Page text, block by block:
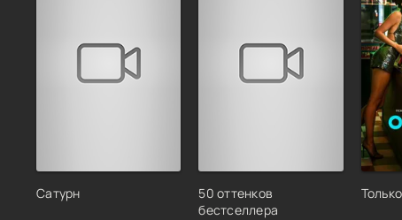
Сатурн
50 оттенков
бестселлера